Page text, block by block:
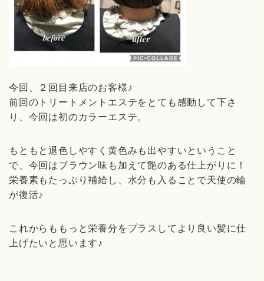
今回、２回目来店のお客様♪
前回のトリートメントエステをとても感動して下さ
り、今回は初のカラーエステ。
もともと退色しやすく黄色みも出やすいということ
で、今回はブラウン味も加えて艶のある仕上がりに！
栄養素もたっぷり補給し、水分も入ることで天使の輪
が復活♪
これからももっと栄養分をプラスしてより良い髪に仕
上げたいと思います♪